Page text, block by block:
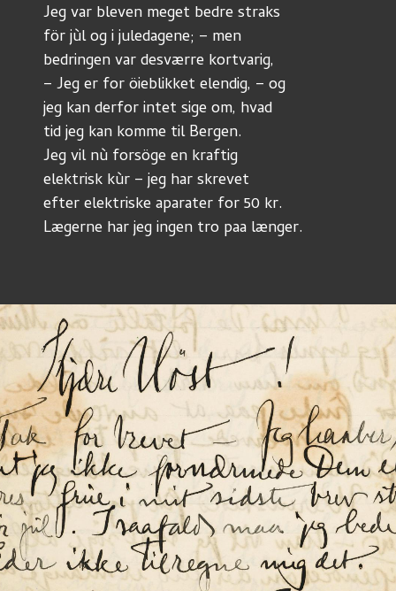
Jeg var bleven meget bedre straks
för jùl og i juledagene; – men
bedringen var desværre kortvarig,
– Jeg er for öieblikket elendig, – og
jeg kan derfor intet sige om, hvad
tid jeg kan komme til Bergen.
Jeg vil nù forsöge en kraftig
elektrisk kùr – jeg har skrevet
efter elektriske aparater for 50 kr.
Lægerne har jeg ingen tro paa længer.